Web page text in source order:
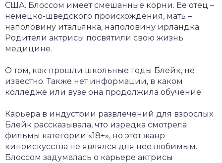
США. Блоссом имеет смешанные корни. Ее отец –
немецко-шведского происхождения, мать –
наполовину итальянка, наполовину ирландка.
Родители актрисы посвятили свою жизнь
медицине.
О том, как прошли школьные годы Блейк, не
известно. Также нет информации, в каком
колледже или вузе она продолжила обучение.
Карьера в индустрии развлечений для взрослых
Блейк рассказывала, что изредка смотрела
фильмы категории «18+», но этот жанр
киноискусства не являлся для нее любимым.
Блоссом задумалась о карьере актрисы